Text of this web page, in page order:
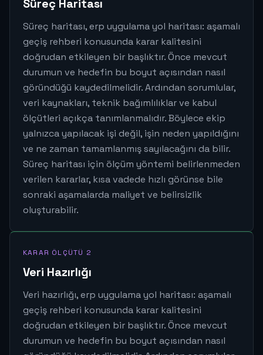
Süreç Haritası
Süreç haritası, erp uygulama yol haritası: aşamalı
geçiş rehberi konusunda karar kalitesini
doğrudan etkileyen bir başlıktır. Önce mevcut
durumun ve hedefin bu boyut açısından nasıl
göründüğü kaydedilmelidir. Ardından sorumlular,
veri kaynakları, teknik bağımlılıklar ve kabul
ölçütleri açıkça tanımlanmalıdır. Böylece ekip
yalnızca yapılacak işi değil, işin neden yapıldığını
ve ne zaman tamamlanmış sayılacağını da bilir.
Süreç haritası için ölçüm yöntemi belirlenmeden
verilen kararlar, kısa vadede hızlı görünse bile
sonraki aşamalarda maliyet ve belirsizlik
oluşturabilir.
KARAR ÖLÇÜTÜ 2
Veri Hazırlığı
Veri hazırlığı, erp uygulama yol haritası: aşamalı
geçiş rehberi konusunda karar kalitesini
doğrudan etkileyen bir başlıktır. Önce mevcut
durumun ve hedefin bu boyut açısından nasıl